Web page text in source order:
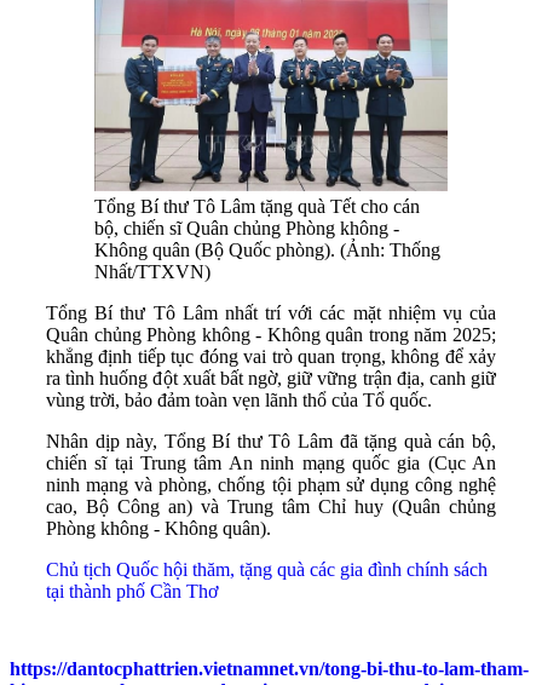
Tổng Bí thư Tô Lâm tặng quà Tết cho cán
bộ, chiến sĩ Quân chủng Phòng không -
Không quân (Bộ Quốc phòng). (Ảnh: Thống
Nhất/TTXVN)
Tổng Bí thư Tô Lâm nhất trí với các mặt nhiệm vụ của
Quân chủng Phòng không - Không quân trong năm 2025;
khẳng định tiếp tục đóng vai trò quan trọng, không để xảy
ra tình huống đột xuất bất ngờ, giữ vững trận địa, canh giữ
vùng trời, bảo đảm toàn vẹn lãnh thổ của Tổ quốc.
Nhân dịp này, Tổng Bí thư Tô Lâm đã tặng quà cán bộ,
chiến sĩ tại Trung tâm An ninh mạng quốc gia (Cục An
ninh mạng và phòng, chống tội phạm sử dụng công nghệ
cao, Bộ Công an) và Trung tâm Chỉ huy (Quân chủng
Phòng không - Không quân).
Chủ tịch Quốc hội thăm, tặng quà các gia đình chính sách
tại thành phố Cần Thơ
https://dantocphattrien.vietnamnet.vn/tong-bi-thu-to-lam-tham-